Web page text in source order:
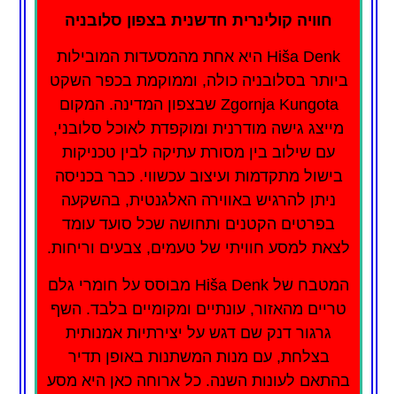
חוויה קולינרית חדשנית בצפון סלובניה
Hiša Denk היא אחת מהמסעדות המובילות
ביותר בסלובניה כולה, וממוקמת בכפר השקט
Zgornja Kungota שבצפון המדינה. המקום
מייצג גישה מודרנית ומוקפדת לאוכל סלובני,
עם שילוב בין מסורת עתיקה לבין טכניקות
בישול מתקדמות ועיצוב עכשווי. כבר בכניסה
ניתן להרגיש באווירה האלגנטית, בהשקעה
בפרטים הקטנים ותחושה שכל סועד עומד
לצאת למסע חוויתי של טעמים, צבעים וריחות.
המטבח של Hiša Denk מבוסס על חומרי גלם
טריים מהאזור, עונתיים ומקומיים בלבד. השף
גרגור דנק שם דגש על יצירתיות אמנותית
בצלחת, עם מנות המשתנות באופן תדיר
בהתאם לעונות השנה. כל ארוחה כאן היא מסע